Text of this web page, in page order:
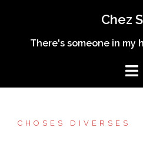
contenu
Chez
There's someone in my
CHOSES DIVERSES